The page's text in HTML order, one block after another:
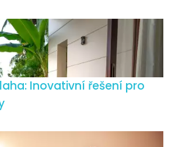
Inovativní řešení pro